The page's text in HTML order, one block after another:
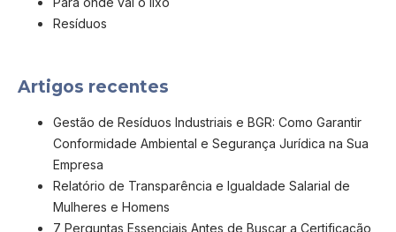
Resíduos
Artigos recentes
Gestão de Resíduos Industriais e BGR: Como Garantir
Conformidade Ambiental e Segurança Jurídica na Sua
Empresa
Relatório de Transparência e Igualdade Salarial de
Mulheres e Homens
7 Perguntas Essenciais Antes de Buscar a Certificação